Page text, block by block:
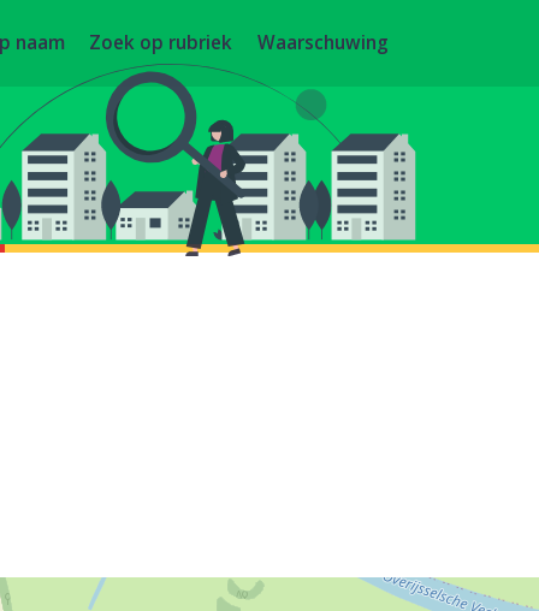
naam Zoek op rubriek Waarschuwing